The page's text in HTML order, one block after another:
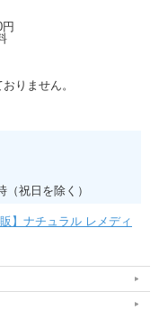
りません。
祝日を除く）
】ナチュラル レメディ